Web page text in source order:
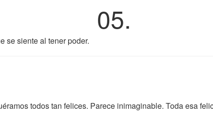
05.
se siente al tener poder.
todos tan felices. Parece inimaginable. Toda esa